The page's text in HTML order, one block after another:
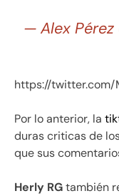
— Alex Pérez
https://
Por lo anterior, la
duras criticas de
que sus
Herly RGtambién